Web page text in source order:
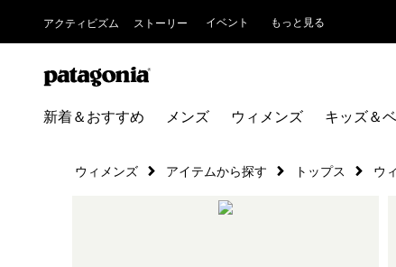
アクティビズム ストーリー イベント もっと見る
新着＆おすすめ メンズ ウィメンズ キッズ＆
ウィメンズ アイテムから探す トップス ウ